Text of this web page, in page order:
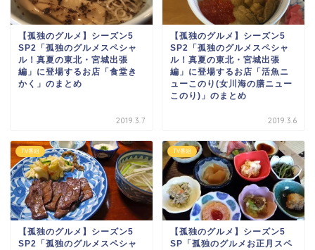
【孤独のグルメ】シーズン5
SP2「孤独のグルメスペシャ
ル！真夏の東北・宮城出張
編」に登場するお店「食堂き
かく」のまとめ
2019.3.7
【孤独のグルメ】シーズン5
SP2「孤独のグルメスペシャ
ル！真夏の東北・宮城出張
編」に登場するお店「活魚ニ
ューこのり(女川海の膳ニュー
このり)」のまとめ
2019.3.6
TV番組
【孤独のグルメ】シーズン5
SP2「孤独のグルメスペシャ
TV番組
【孤独のグルメ】シーズン5
SP「孤独のグルメお正月スペ